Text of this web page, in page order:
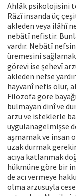
Ahlâk psikolojisini
Râzî insanda üç
akleden veya ilâhî
nebâtî nefistir.
vardır. Nebâtî
üremesini
görevi ise şehevî
akleden nefse
hayvanî nefis ölür,
Filozofa göre
bulmayan dinî ve
arzu ve isteklerle
uygulanagelmişse
aşmamak ve insan
uzak durmak
acıya katlanmak
hükmüne göre bir
de acı vermeye
olma arzusuyla